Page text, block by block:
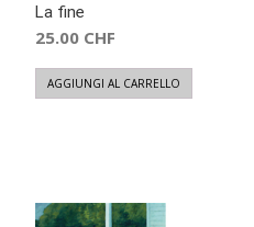
La fine
25.00 CHF
AGGIUNGI AL CARRELLO